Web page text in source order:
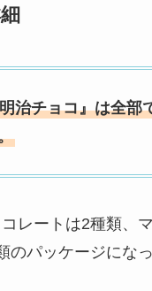
治チョコ』は全部
レートは2種類、
のパッケージになっ